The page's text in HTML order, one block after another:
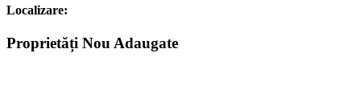
Localizare:
Proprietăți Nou Adaugate